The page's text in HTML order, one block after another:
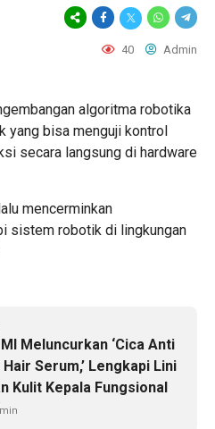
40 Admin
algoritma robotika
yang bisa menguji kontrol
secara langsung di hardware
mencerminkan
sistem robotik di lingkungan
MI Meluncurkan ‘Cica Anti
Serum,’ Lengkapi Lini
Kulit Kepala Fungsional